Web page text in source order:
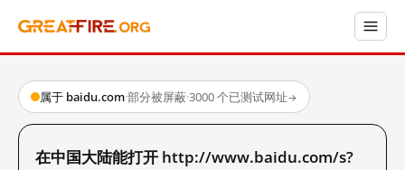
属于 baidu.com·部分被屏蔽·3000 个已测试网址→
在中国大陆能打开 http://www.baidu.com/s?